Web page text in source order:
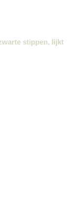
stippen, lijkt